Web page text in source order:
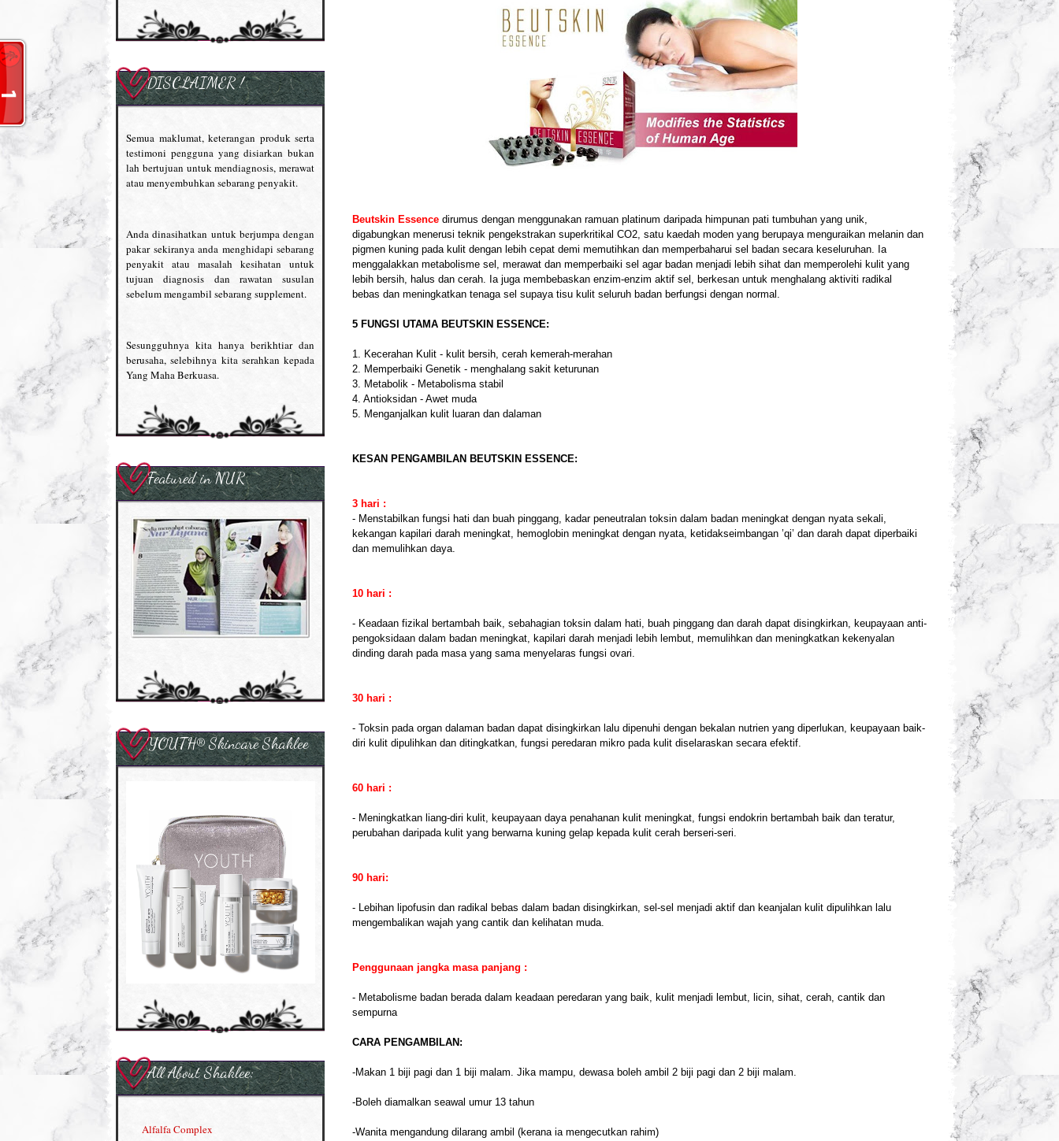
Beutskin Essence dirumus dengan menggunakan ramuan platinum daripada himpunan pati tumbuhan yang unik,
digabungkan menerusi teknik pengekstrakan superkritikal CO2, satu kaedah moden yang berupaya menguraikan melanin dan
pigmen kuning pada kulit dengan lebih cepat demi memutihkan dan memperbaharui sel badan secara keseluruhan. Ia
menggalakkan metabolisme sel, merawat dan memperbaiki sel agar badan menjadi lebih sihat dan memperolehi kulit yang
lebih bersih, halus dan cerah. Ia juga membebaskan enzim-enzim aktif sel, berkesan untuk menghalang aktiviti radikal
bebas dan meningkatkan tenaga sel supaya tisu kulit seluruh badan berfungsi dengan normal.
5 FUNGSI UTAMA BEUTSKIN ESSENCE:
1. Kecerahan Kulit - kulit bersih, cerah kemerah-merahan
2. Memperbaiki Genetik - menghalang sakit keturunan
3. Metabolik - Metabolisma stabil
4. Antioksidan - Awet muda
5. Menganjalkan kulit luaran dan dalaman
KESAN PENGAMBILAN BEUTSKIN ESSENCE:
3 hari :
- Menstabilkan fungsi hati dan buah pinggang, kadar peneutralan toksin dalam badan meningkat dengan nyata sekali,
kekangan kapilari darah meningkat, hemoglobin meningkat dengan nyata, ketidakseimbangan ’qi’ dan darah dapat diperbaiki
dan memulihkan daya.
10 hari :
- Keadaan fizikal bertambah baik, sebahagian toksin dalam hati, buah pinggang dan darah dapat disingkirkan, keupayaan anti-
pengoksidaan dalam badan meningkat, kapilari darah menjadi lebih lembut, memulihkan dan meningkatkan kekenyalan
dinding darah pada masa yang sama menyelaras fungsi ovari.
30 hari :
- Toksin pada organ dalaman badan dapat disingkirkan lalu dipenuhi dengan bekalan nutrien yang diperlukan, keupayaan baik-
diri kulit dipulihkan dan ditingkatkan, fungsi peredaran mikro pada kulit diselaraskan secara efektif.
60 hari :
- Meningkatkan liang-diri kulit, keupayaan daya penahanan kulit meningkat, fungsi endokrin bertambah baik dan teratur,
perubahan daripada kulit yang berwarna kuning gelap kepada kulit cerah berseri-seri.
90 hari:
- Lebihan lipofusin dan radikal bebas dalam badan disingkirkan, sel-sel menjadi aktif dan keanjalan kulit dipulihkan lalu
mengembalikan wajah yang cantik dan kelihatan muda.
Penggunaan jangka masa panjang :
- Metabolisme badan berada dalam keadaan peredaran yang baik, kulit menjadi lembut, licin, sihat, cerah, cantik dan
sempurna
CARA PENGAMBILAN:
-Makan 1 biji pagi dan 1 biji malam. Jika mampu, dewasa boleh ambil 2 biji pagi dan 2 biji malam.
-Boleh diamalkan seawal umur 13 tahun
-Wanita mengandung dilarang ambil (kerana ia mengecutkan rahim)
DISCLAIMER !
Semua maklumat, keterangan produk serta
testimoni pengguna yang disiarkan bukan
lah bertujuan untuk mendiagnosis, merawat
atau menyembuhkan sebarang penyakit.
Anda dinasihatkan untuk berjumpa dengan
pakar sekiranya anda menghidapi sebarang
penyakit atau masalah kesihatan untuk
tujuan diagnosis dan rawatan susulan
sebelum mengambil sebarang supplement.
Sesungguhnya kita hanya berikhtiar dan
berusaha, selebihnya kita serahkan kepada
Yang Maha Berkuasa.
Featured in NUR
YOUTH® Skincare Shaklee
All About Shaklee:
Alfalfa Complex